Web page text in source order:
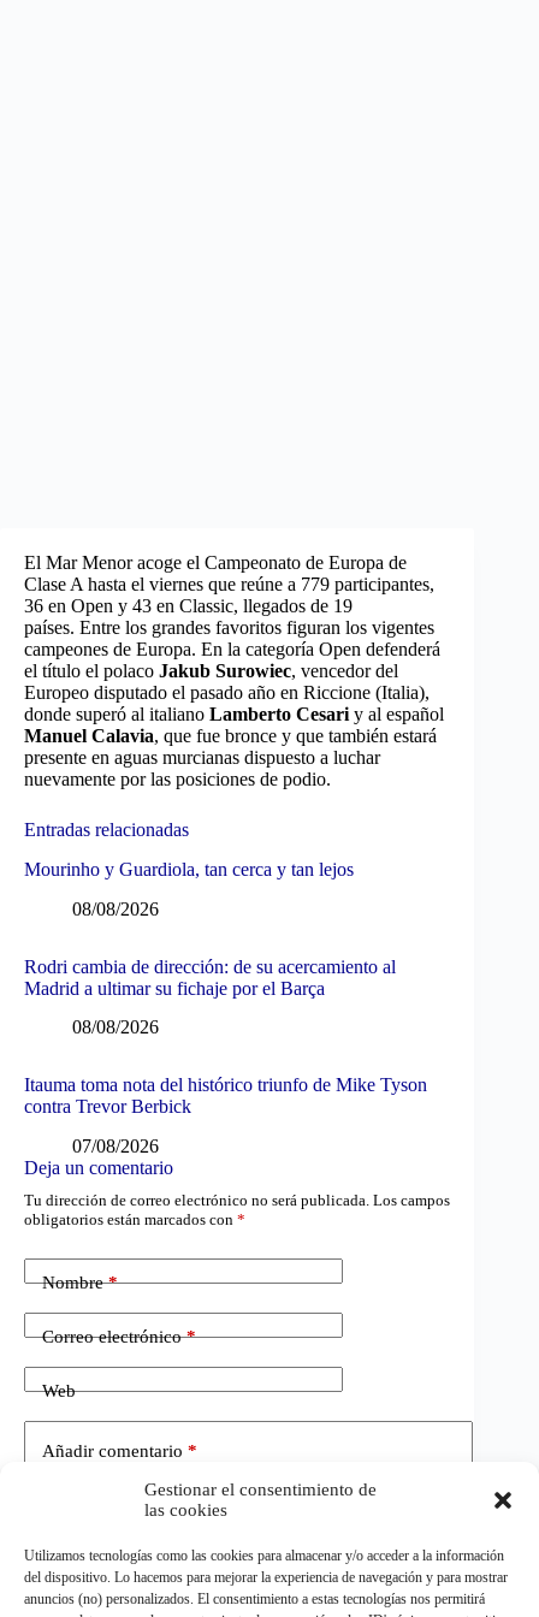
Gestionar el consentimiento de
las cookies
Utilizamos tecnologías como las cookies para almacenar y/o acceder a la información
del dispositivo. Lo hacemos para mejorar la experiencia de navegación y para mostrar
anuncios (no) personalizados. El consentimiento a estas tecnologías nos permitirá
El Mar Menor acoge el Campeonato de Europa de
Clase A hasta el viernes que reúne a 779 participantes,
36 en Open y 43 en Classic, llegados de 19
países. Entre los grandes favoritos figuran los vigentes
campeones de Europa. En la categoría Open defenderá
el título el polaco Jakub Surowiec, vencedor del
Europeo disputado el pasado año en Riccione (Italia),
donde superó al italiano Lamberto Cesari y al español
Manuel Calavia, que fue bronce y que también estará
presente en aguas murcianas dispuesto a luchar
nuevamente por las posiciones de podio.
Entradas relacionadas
Mourinho y Guardiola, tan cerca y tan lejos
08/08/2026
Rodri cambia de dirección: de su acercamiento al
Madrid a ultimar su fichaje por el Barça
08/08/2026
Itauma toma nota del histórico triunfo de Mike Tyson
contra Trevor Berbick
07/08/2026
Deja un comentario
Tu dirección de correo electrónico no será publicada. Los campos
obligatorios están marcados con *
Nombre*
Correo electrónico*
Web
Añadir comentario *